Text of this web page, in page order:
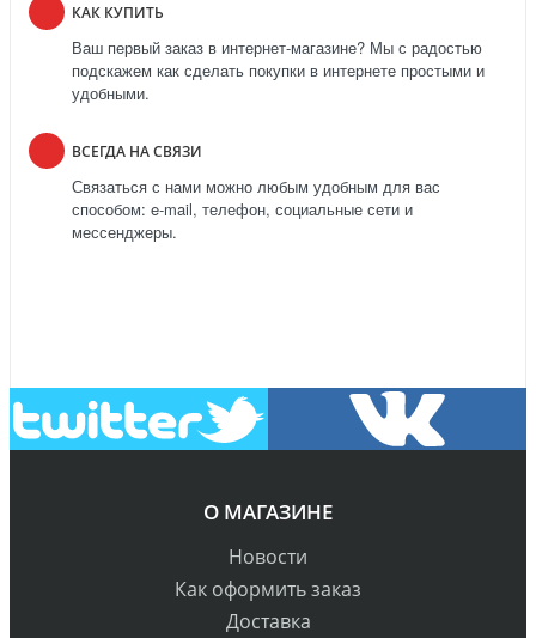
КАК КУПИТЬ
Ваш первый заказ в интернет-магазине? Мы с радостью
подскажем как сделать покупки в интернете простыми и
удобными.
ВСЕГДА НА СВЯЗИ
Связаться с нами можно любым удобным для вас
способом: e-mail, телефон, социальные сети и
мессенджеры.
О МАГАЗИНЕ
Новости
Как оформить заказ
Доставка